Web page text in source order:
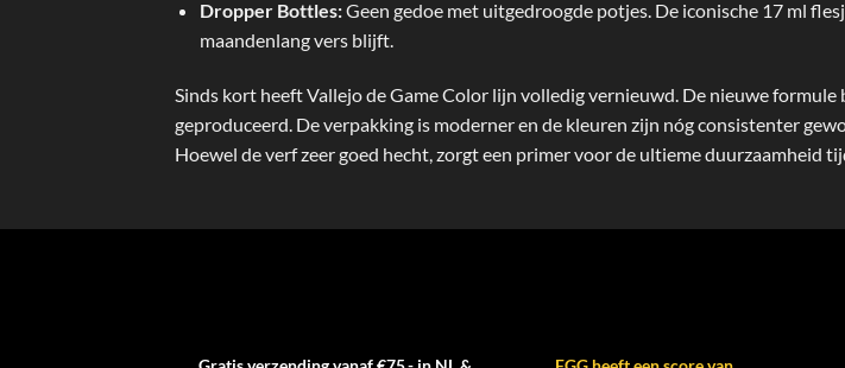
Dropper Bottles:Geen gedoe met uitgedroogde potjes. De iconische 17 ml
maandenlang vers blijft.
Sinds kort heeft Vallejo de Game Color lijn volledig vernieuwd. De nieuwe
geproduceerd. De verpakking is moderner en de kleuren zijn nóg consistenter
Hoewel de verf zeer goed hecht, zorgt een primer voor de ultieme duurzaamheid